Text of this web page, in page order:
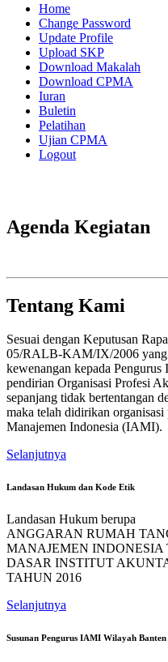
Home
Change Password
Update Profile
Upload SKP
Download Makalah
Download CPMA
Iuran
Buletin
Pelatihan
Ujian CPMA
Logout
Agenda Kegiatan
Tentang Kami
Sesuai dengan Keputusan
05/RALB-KAM/IX/2006 yang
kewenangan kepada
pendirian Organisasi Profesi
sepanjang tidak bertentangan
maka telah didirikan
Manajemen Indonesia (IAMI).
Selanjutnya
Landasan Hukum dan Kode Etik
Landasan Hukum berupa
ANGGARAN RUMAH
MANAJEMEN INDONESIA
DASAR INSTITUT
TAHUN 2016
Selanjutnya
Susunan Pengurus IAMI Wilayah